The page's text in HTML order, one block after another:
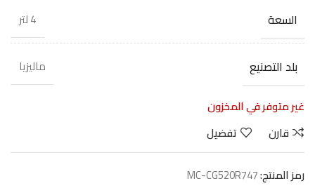
السعة 4 لتر
بلد التصنيع
ماليزيا
غير متوفر في المخزون
قارن
تفضيل
رمز المنتج:MC-CG520R747